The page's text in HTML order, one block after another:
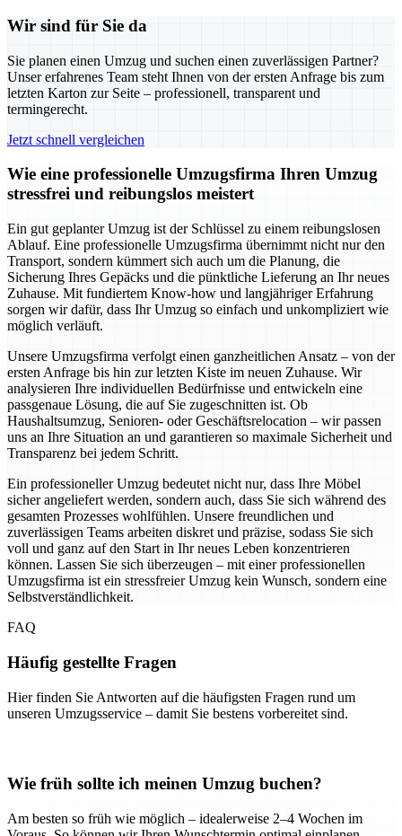
Wir sind für Sie da
Sie planen einen Umzug und suchen einen zuverlässigen Partner?
Unser erfahrenes Team steht Ihnen von der ersten Anfrage bis zum
letzten Karton zur Seite – professionell, transparent und
termingerecht.
Jetzt schnell vergleichen
Wie eine professionelle Umzugsfirma Ihren Umzug
stressfrei und reibungslos meistert
Ein gut geplanter Umzug ist der Schlüssel zu einem reibungslosen
Ablauf. Eine professionelle Umzugsfirma übernimmt nicht nur den
Transport, sondern kümmert sich auch um die Planung, die
Sicherung Ihres Gepäcks und die pünktliche Lieferung an Ihr neues
Zuhause. Mit fundiertem Know-how und langjähriger Erfahrung
sorgen wir dafür, dass Ihr Umzug so einfach und unkompliziert wie
möglich verläuft.
Unsere Umzugsfirma verfolgt einen ganzheitlichen Ansatz – von der
ersten Anfrage bis hin zur letzten Kiste im neuen Zuhause. Wir
analysieren Ihre individuellen Bedürfnisse und entwickeln eine
passgenaue Lösung, die auf Sie zugeschnitten ist. Ob
Haushaltsumzug, Senioren- oder Geschäftsrelocation – wir passen
uns an Ihre Situation an und garantieren so maximale Sicherheit und
Transparenz bei jedem Schritt.
Ein professioneller Umzug bedeutet nicht nur, dass Ihre Möbel
sicher angeliefert werden, sondern auch, dass Sie sich während des
gesamten Prozesses wohlfühlen. Unsere freundlichen und
zuverlässigen Teams arbeiten diskret und präzise, sodass Sie sich
voll und ganz auf den Start in Ihr neues Leben konzentrieren
können. Lassen Sie sich überzeugen – mit einer professionellen
Umzugsfirma ist ein stressfreier Umzug kein Wunsch, sondern eine
Selbstverständlichkeit.
FAQ
Häufig gestellte Fragen
Hier finden Sie Antworten auf die häufigsten Fragen rund um
unseren Umzugsservice – damit Sie bestens vorbereitet sind.
Wie früh sollte ich meinen Umzug buchen?
Am besten so früh wie möglich – idealerweise 2–4 Wochen im